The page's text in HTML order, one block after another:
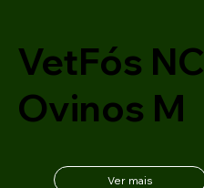
VetFós NC
Ovinos M
Ver mais